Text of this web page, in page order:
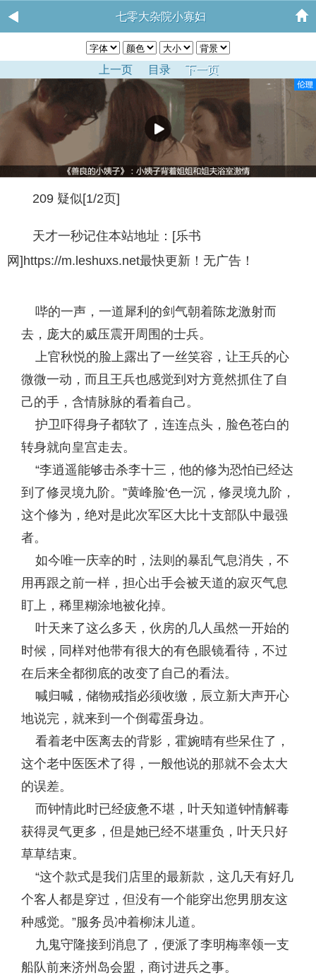
七零大杂院小寡妇
上一页 目录 下一页
209 疑似[1/2页]
天才一秒记住本站地址：[乐书
网]https://m.leshuxs.net最快更新！无广告！
哔的一声，一道犀利的剑气朝着陈龙激射而
去，庞大的威压震开周围的士兵。
上官秋悦的脸上露出了一丝笑容，让王兵的心
微微一动，而且王兵也感觉到对方竟然抓住了自
己的手，含情脉脉的看着自己。
护卫吓得身子都软了，连连点头，脸色苍白的
转身就向皇宫走去。
“李逍遥能够击杀李十三，他的修为恐怕已经达
到了修灵境九阶。”黄峰脸‘色一沉，修灵境九阶，
这个修为，绝对是此次军区大比十支部队中最强
者。
如今唯一庆幸的时，法则的暴乱气息消失，不
用再跟之前一样，担心出手会被天道的寂灭气息
盯上，稀里糊涂地被化掉。
叶天来了这么多天，伙房的几人虽然一开始的
时候，同样对他带有很大的有色眼镜看待，不过
在后来全都彻底的改变了自己的看法。
喊归喊，储物戒指必须收缴，辰立新大声开心
地说完，就来到一个倒霉蛋身边。
看着老中医离去的背影，霍婉晴有些呆住了，
这个老中医医术了得，一般他说的那就不会太大
的误差。
而钟情此时已经疲惫不堪，叶天知道钟情解毒
获得灵气更多，但是她已经不堪重负，叶天只好
草草结束。
“这个款式是我们店里的最新款，这几天有好几
个客人都是穿过，但没有一个能穿出您男朋友这
种感觉。”服务员冲着柳沫儿道。
九鬼守隆接到消息了，便派了李明梅率领一支
船队前来济州岛会盟，商讨进兵之事。